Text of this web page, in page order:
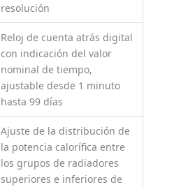
resolución
Reloj de cuenta atrás digital
con indicación del valor
nominal de tiempo,
ajustable desde 1 minuto
hasta 99 días
Ajuste de la distribución de
la potencia calorífica entre
los grupos de radiadores
superiores e inferiores de